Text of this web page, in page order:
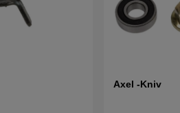
Axel -Kniv